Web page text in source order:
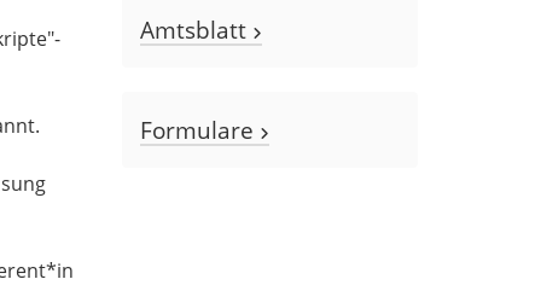
Amtsblatt
Formulare